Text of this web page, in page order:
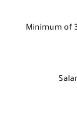
Minimum of